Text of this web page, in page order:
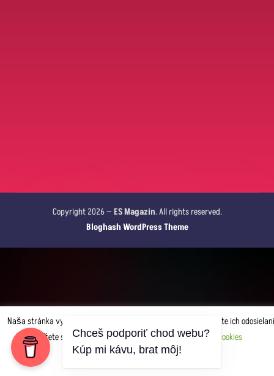
Copyright 2026 — ES Magazín. All rights reserved.
Bloghash WordPress Theme
Naša stránka využíva pre svoj správny chod cookies. Akceptujete ich
Môžete si upraviť, čo chcete odosielať.
Nastavenia cookies
AKCEPTUJEM
Chceš podporiť chod webu?
Kúp mi kávu, brat môj!